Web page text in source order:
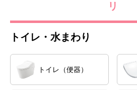
リ
トイレ・水まわり
トイレ（便器）